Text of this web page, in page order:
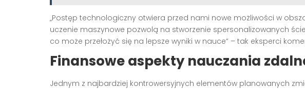
„Postęp technologiczny otwiera przed nami nowe możliwości w
uczenie maszynowe pozwolą na stworzenie spersonalizowanych
co może przełożyć się na lepsze wyniki w nauce” – tak eksperci
Finansowe aspekty nauczania
Jednym z najbardziej kontrowersyjnych elementów planowanych